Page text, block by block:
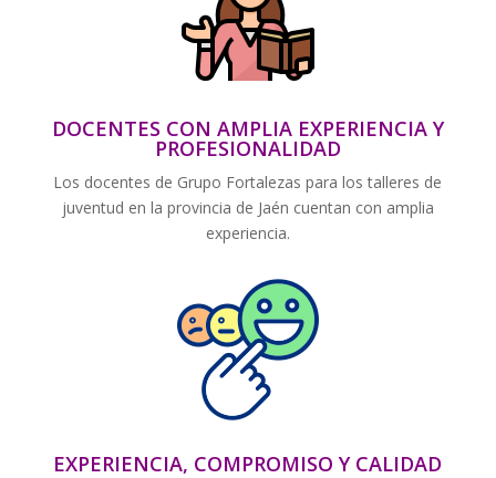
DOCENTES CON AMPLIA EXPERIENCIA Y
PROFESIONALIDAD
Los docentes de Grupo Fortalezas para los talleres de
juventud en la provincia de Jaén cuentan con amplia
experiencia.
EXPERIENCIA, COMPROMISO Y CALIDAD